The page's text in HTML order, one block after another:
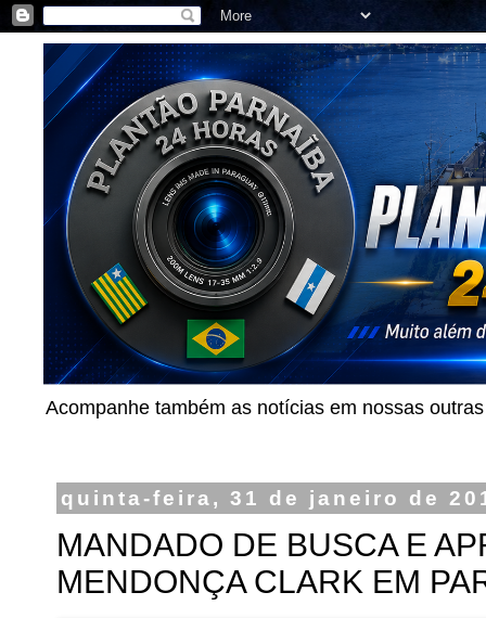
Acompanhe também as notícias em nossas
quinta-feira, 31 de janeiro de
MANDADO DE BUSCA E
MENDONÇA CLARK EM